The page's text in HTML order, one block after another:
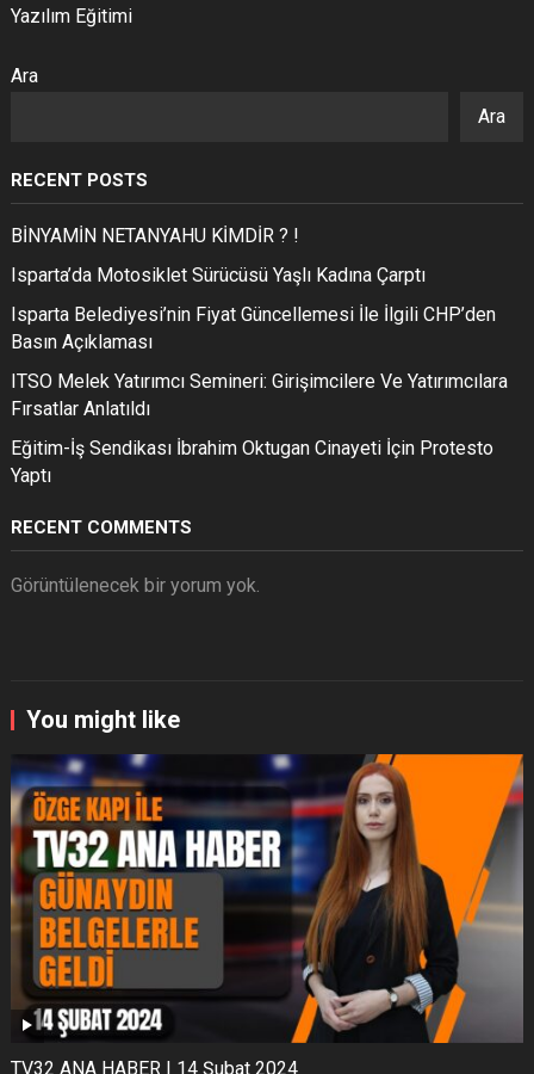
Yazılım Eğitimi
Ara
Ara
RECENT POSTS
BİNYAMİN NETANYAHU KİMDİR ? !
Isparta’da Motosiklet Sürücüsü Yaşlı Kadına Çarptı
Isparta Belediyesi’nin Fiyat Güncellemesi İle İlgili CHP’den
Basın Açıklaması
ITSO Melek Yatırımcı Semineri: Girişimcilere Ve Yatırımcılara
Fırsatlar Anlatıldı
Eğitim-İş Sendikası İbrahim Oktugan Cinayeti İçin Protesto
Yaptı
RECENT COMMENTS
Görüntülenecek bir yorum yok.
You might like
TV32 ANA HABER I 14 Şubat 2024